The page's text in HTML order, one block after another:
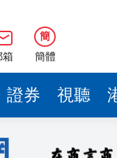
箱
簡
簡體
證券 視聽
約5598宗按月升
】港股全日升122
場舉辦會員盛典，
在廣州啟幕，白雲